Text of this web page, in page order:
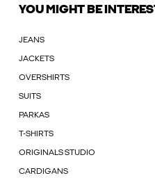
YOU MIGHT BE
JEANS
JACKETS
OVERSHIRTS
SUITS
PARKAS
T-SHIRTS
ORIGINALS STUDIO
CARDIGANS